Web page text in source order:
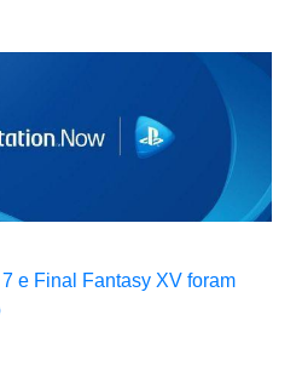
e Final Fantasy XV foram